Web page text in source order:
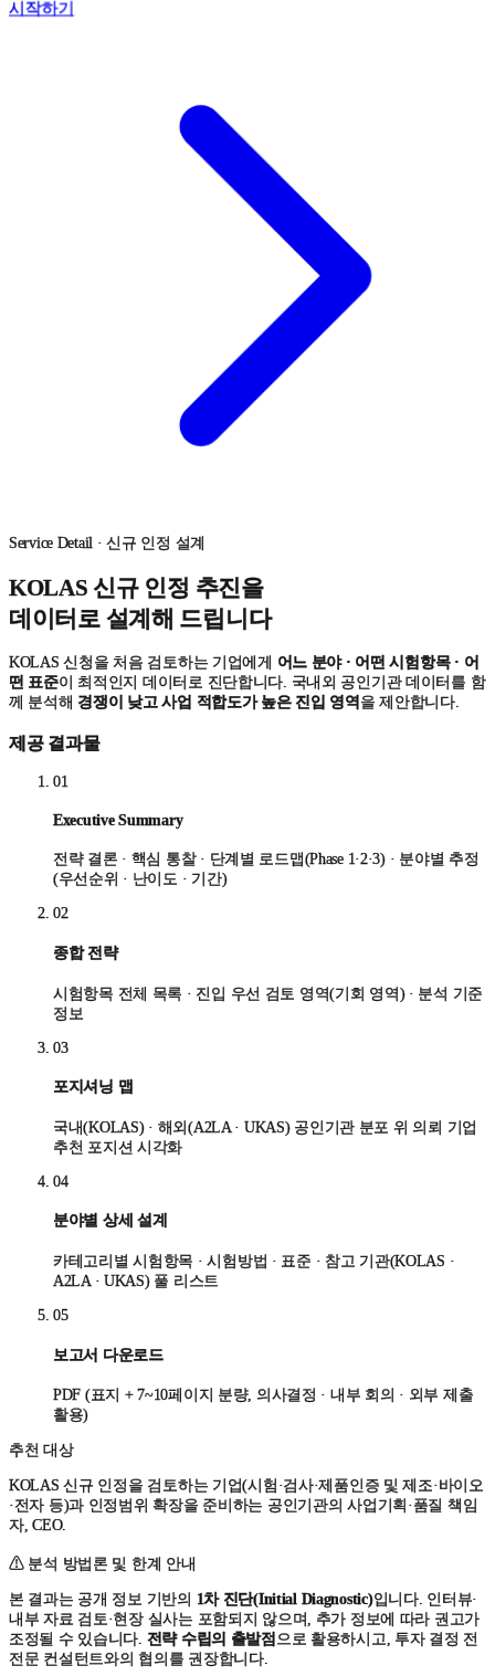
Service Detail · 신규 인정 설계
KOLAS 신규 인정 추진을
데이터로 설계해 드립니다
KOLAS 신청을 처음 검토하는 기업에게 어느 분야 · 어떤 시험항목 · 어
떤 표준이 최적인지 데이터로 진단합니다. 국내외 공인기관 데이터를 함
께 분석해 경쟁이 낮고 사업 적합도가 높은 진입 영역 을 제안합니다.
제공 결과물
01
Executive Summary
전략 결론 · 핵심 통찰 · 단계별 로드맵(Phase 1·2·3) · 분야별 추정
(우선순위 · 난이도 · 기간)
02
종합 전략
시험항목 전체 목록 · 진입 우선 검토 영역(기회 영역) · 분석 기준
정보
03
포지셔닝 맵
국내(KOLAS) · 해외(A2LA · UKAS) 공인기관 분포 위 의뢰 기업
추천 포지션 시각화
04
분야별 상세 설계
카테고리별 시험항목 · 시험방법 · 표준 · 참고 기관(KOLAS ·
A2LA · UKAS) 풀 리스트
05
보고서 다운로드
PDF (표지 + 7~10페이지 분량, 의사결정 · 내부 회의 · 외부 제출
활용)
추천 대상
KOLAS 신규 인정을 검토하는 기업(시험·검사·제품인증 및 제조·바이오
·전자 등)과 인정범위 확장을 준비하는 공인기관의 사업기획·품질 책임
자, CEO.
⚠ 분석 방법론 및 한계 안내
본 결과는 공개 정보 기반의 1차 진단(Initial Diagnostic)입니다. 인터뷰·
내부 자료 검토·현장 실사는 포함되지 않으며, 추가 정보에 따라 권고가
조정될 수 있습니다. 전략 수립의 출발점 으로 활용하시고, 투자 결정 전
전문 컨설턴트와의 협의를 권장합니다.